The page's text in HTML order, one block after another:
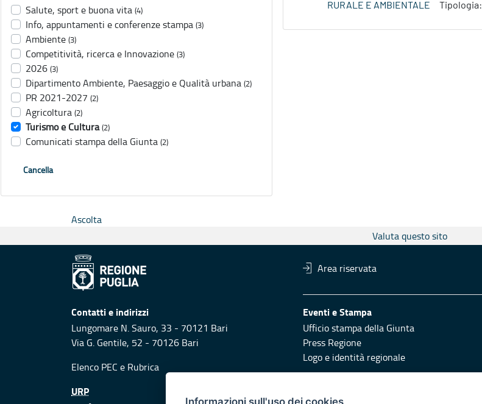
Salute, sport e buona vita (4)
Info, appuntamenti e conferenze stampa (3)
Ambiente (3)
Competitività, ricerca e Innovazione (3)
2026 (3)
Dipartimento Ambiente, Paesaggio e Qualità urbana (2)
PR 2021-2027 (2)
Agricoltura (2)
Turismo e Cultura (2)
Comunicati stampa della Giunta (2)
Cancella
RURALE E AMBIENTALE
Tipologia:
Ascolta
Valuta questo sito
Area riservata
Contatti e indirizzi
Lungomare N. Sauro, 33 - 70121 Bari
Via G. Gentile, 52 - 70126 Bari
Elenco PEC e Rubrica
Eventi e Stampa
Ufficio stampa della Giunta
Press Regione
Logo e identità regionale
URP
Informazioni sull'uso dei cookies